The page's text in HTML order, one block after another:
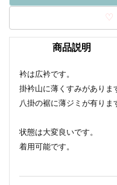
商品説明
衿は広衿です。
掛衿山に薄くすみがありま
八掛の裾に薄ジミが有りま
状態は大変良いです。
着用可能です。